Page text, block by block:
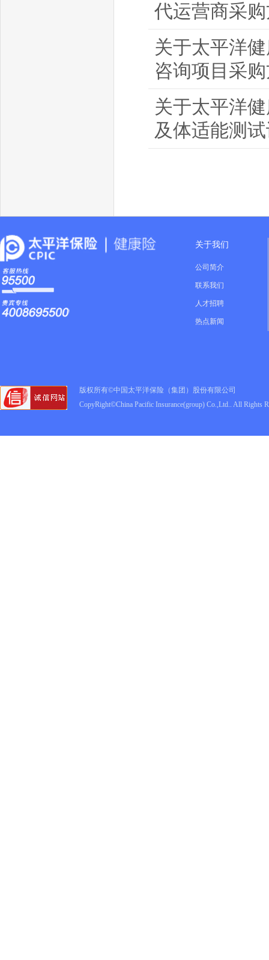
代运营商采
关于太平洋
咨询项目采
关于太平洋
及体适能测
关于我们
公司简介
联系我们
人才招聘
热点新闻
版权所有©中国太平洋保险（集团）股份有限公司
CopyRight©China Pacific Insurance(group) Co.,Ltd.. All Rights